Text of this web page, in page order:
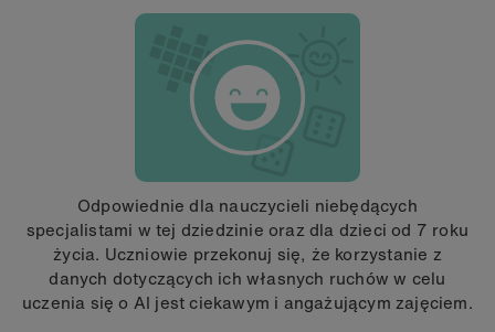
Odpowiednie dla nauczycieli niebędących
specjalistami w tej dziedzinie oraz dla dzieci od 7 roku
życia. Uczniowie przekonuj się, że korzystanie z
danych dotyczących ich własnych ruchów w celu
uczenia się o AI jest ciekawym i angażującym zajęciem.